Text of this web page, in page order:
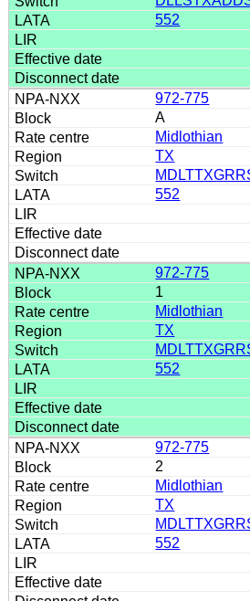
552
972-775
A
Midlothian
TX
552
972-775
1
Midlothian
TX
552
972-775
2
Midlothian
TX
552